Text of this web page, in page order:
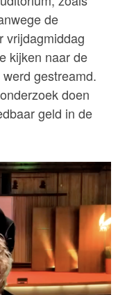
de
vrijdagmiddag
kijken naar de
gestreamd.
doen
geld in de